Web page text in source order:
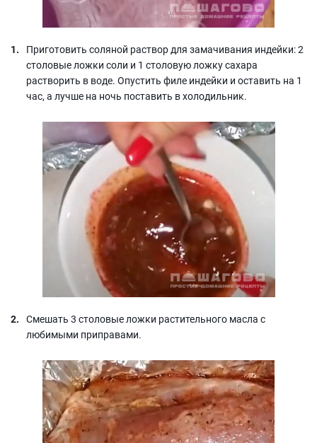
Приготовить соляной раствор для замачивания индейки: 2
столовые ложки соли и 1 столовую ложку сахара
растворить в воде. Опустить филе индейки и оставить на 1
час, а лучше на ночь поставить в холодильник.
Смешать 3 столовые ложки растительного масла с
любимыми приправами.